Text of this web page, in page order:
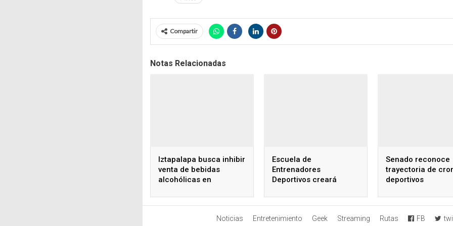
Compartir
Notas Relacionadas
Iztapalapa busca inhibir
venta de bebidas
alcohólicas en
Escuela de
Entrenadores
Deportivos creará
Senado reconoce
trayectoria de
deportivos
Noticias Entretenimiento Geek Streaming Rutas FB